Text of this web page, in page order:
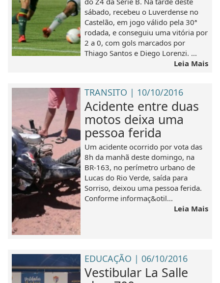
sábado, recebeu o Luverdense no
Castelão, em jogo válido pela 30ª
rodada, e conseguiu uma vitória por
2 a 0, com gols marcados por
Thiago Santos e Diego Lorenzi. ...
Leia Mais
TRANSITO | 10/10/2016
Acidente entre duas
motos deixa uma
pessoa ferida
Um acidente ocorrido por vota das
8h da manhã deste domingo, na
BR-163, no perímetro urbano de
Lucas do Rio Verde, saída para
Sorriso, deixou uma pessoa ferida.
Conforme informaç&otil...
Leia Mais
EDUCAÇÃO | 06/10/2016
Vestibular La Salle